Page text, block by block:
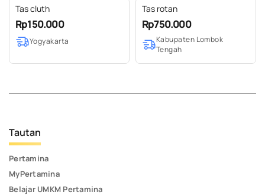
Tas cluth
Rp150.000
Yogyakarta
Tas rotan
Rp750.000
Kabupaten Lombok
Tengah
Tautan
Pertamina
MyPertamina
Belajar UMKM Pertamina